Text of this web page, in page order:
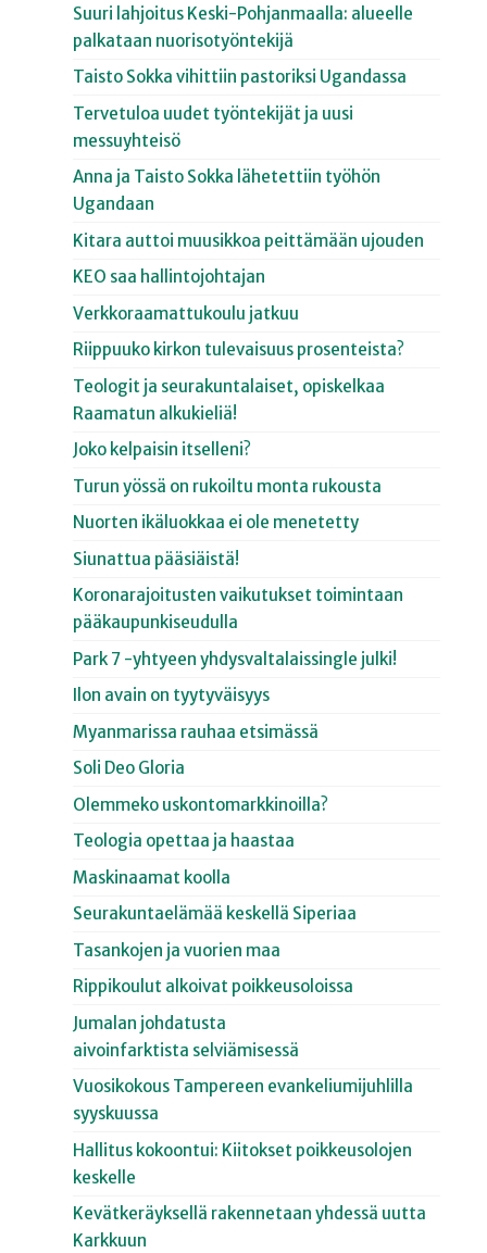
Suuri lahjoitus Keski-Pohjanmaalla: alueelle
palkataan nuorisotyöntekijä
Taisto Sokka vihittiin pastoriksi Ugandassa
Tervetuloa uudet työntekijät ja uusi
messuyhteisö
Anna ja Taisto Sokka lähetettiin työhön
Ugandaan
Kitara auttoi muusikkoa peittämään ujouden
KEO saa hallintojohtajan
Verkkoraamattukoulu jatkuu
Riippuuko kirkon tulevaisuus prosenteista?
Teologit ja seurakuntalaiset, opiskelkaa
Raamatun alkukieliä!
Joko kelpaisin itselleni?
Turun yössä on rukoiltu monta rukousta
Nuorten ikäluokkaa ei ole menetetty
Siunattua pääsiäistä!
Koronarajoitusten vaikutukset toimintaan
pääkaupunkiseudulla
Park 7 -yhtyeen yhdysvaltalaissingle julki!
Ilon avain on tyytyväisyys
Myanmarissa rauhaa etsimässä
Soli Deo Gloria
Olemmeko uskontomarkkinoilla?
Teologia opettaa ja haastaa
Maskinaamat koolla
Seurakuntaelämää keskellä Siperiaa
Tasankojen ja vuorien maa
Rippikoulut alkoivat poikkeusoloissa
Jumalan johdatusta
aivoinfarktista selviämisessä
Vuosikokous Tampereen evankeliumijuhlilla
syyskuussa
Hallitus kokoontui: Kiitokset poikkeusolojen
keskelle
Kevätkeräyksellä rakennetaan yhdessä uutta
Karkkuun